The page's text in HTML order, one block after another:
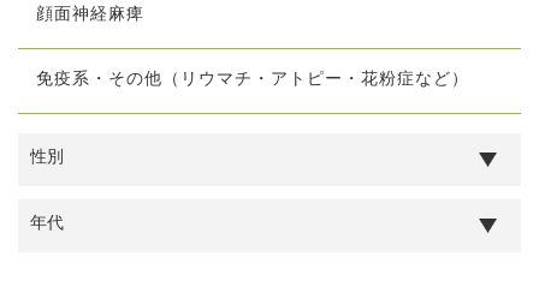
顔面神経麻痺
免疫系・その他（リウマチ・アトピー・花粉症など）